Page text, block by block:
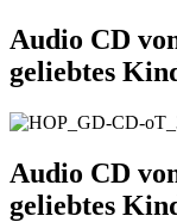
Audio CD
geliebtes
Audio CD
geliebtes